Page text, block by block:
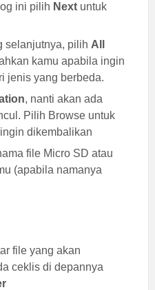
ini pilih Next untuk
selanjutnya, pilih All
kamu apabila ingin
jenis yang berbeda.
, nanti akan ada
Pilih Browse untuk
dikembalikan
file Micro SD atau
(apabila namanya
file yang akan
ceklis di depannya